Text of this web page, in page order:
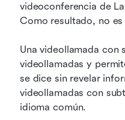
videoconferencia de
Como resultado, no
Una videollamada con
videollamadas y
se dice sin revelar
videollamadas con
idioma común.